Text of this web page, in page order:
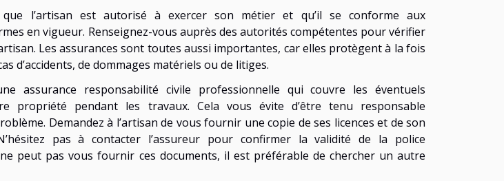
que l’artisan est autorisé à exercer son métier et qu’il se conforme aux
en vigueur. Renseignez-vous auprès des autorités compétentes pour vérifier
Les assurances sont toutes aussi importantes, car elles protègent à la fois
d’accidents, de dommages matériels ou de litiges.
assurance responsabilité civile professionnelle qui couvre les éventuels
propriété pendant les travaux. Cela vous évite d’être tenu responsable
Demandez à l’artisan de vous fournir une copie de ses licences et de son
pas à contacter l’assureur pour confirmer la validité de la police
ne peut pas vous fournir ces documents, il est préférable de chercher un autre